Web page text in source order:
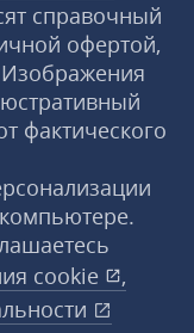
справочный
офертой,
фактического
cookie
,